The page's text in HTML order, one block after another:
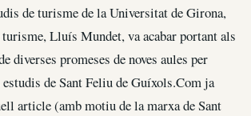
de turisme de la Universitat de Girona,
Lluís Mundet, va acabar portant als
diverses promeses de noves aules per
estudis de Sant Feliu de Guíxols.Com ja
article (amb motiu de la marxa de Sant